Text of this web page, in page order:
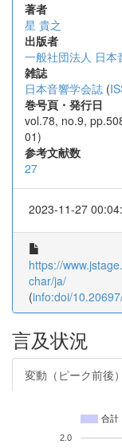
著者
星 貴之
出版者
一般社団法人 日本
雑誌
日本音響学会誌 (
巻号頁・発行日
vol.78, no.9,
01)
参考文献数
27
2023-11-27
https://
char/ja/
(info:doi/
言及状況
変動（ピーク前後）
合計
2.0